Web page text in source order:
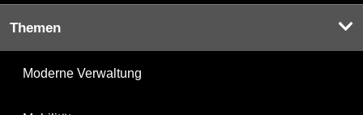
Themen
Moderne Verwaltung